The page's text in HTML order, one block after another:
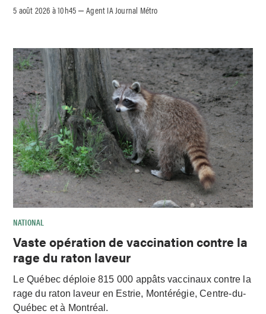
5 août 2026 à 10h45 –Agent IA Journal Métro
NATIONAL
Vaste opération de vaccination contre la
rage du raton laveur
Le Québec déploie 815 000 appâts vaccinaux contre la
rage du raton laveur en Estrie, Montérégie, Centre-du-
Québec et à Montréal.